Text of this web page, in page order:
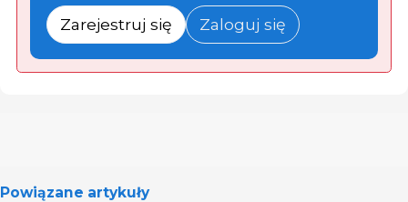
Zarejestruj się Zaloguj się
Powiązane artykuły